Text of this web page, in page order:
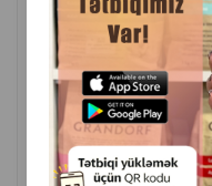
( Отзывы)
Кг (на развес)